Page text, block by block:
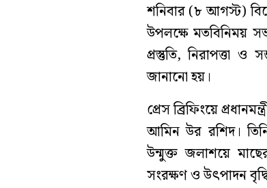
শনিবার (৮ আগস্ট)
উপলক্ষে মতবিনিময়
প্রস্তুতি, নিরাপত্তা ও
জানানো হয়।
প্রেস ব্রিফিংয়ে
আমিন উর রশিদ।
উন্মুক্ত জলাশয়ে
সংরক্ষণ ও উৎপাদন